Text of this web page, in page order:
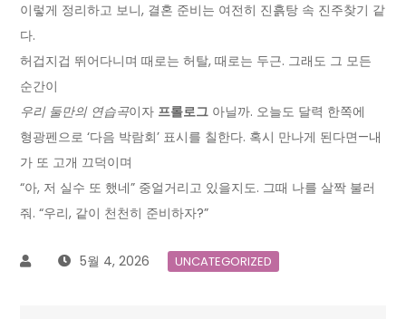
이렇게 정리하고 보니, 결혼 준비는 여전히 진흙탕 속 진주찾기 같
다.
허겁지겁 뛰어다니며 때로는 허탈, 때로는 두근. 그래도 그 모든
순간이
우리 둘만의 연습곡이자 프롤로그 아닐까. 오늘도 달력 한쪽에
형광펜으로 ‘다음 박람회’ 표시를 칠한다. 혹시 만나게 된다면—내
가 또 고개 끄덕이며
“아, 저 실수 또 했네” 중얼거리고 있을지도. 그때 나를 살짝 불러
줘. “우리, 같이 천천히 준비하자?”
5월 4, 2026 UNCATEGORIZED